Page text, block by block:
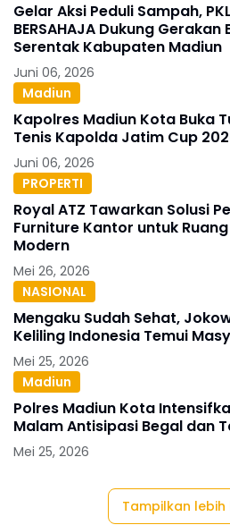
Gelar Aksi Peduli Sampah, PKL
BERSAHAJA Dukung Gerakan
Serentak Kabupaten Madiun
Juni 06, 2026
Madiun
Kapolres Madiun Kota Buka
Tenis Kapolda Jatim Cup
Juni 06, 2026
PROPERTI
Royal ATZ Tawarkan Solusi
Furniture Kantor untuk
Modern
Mei 26, 2026
NASIONAL
Mengaku Sudah Sehat,
Keliling Indonesia Temui
Mei 25, 2026
Madiun
Polres Madiun Kota
Malam Antisipasi Begal dan
Mei 25, 2026
Tampilkan